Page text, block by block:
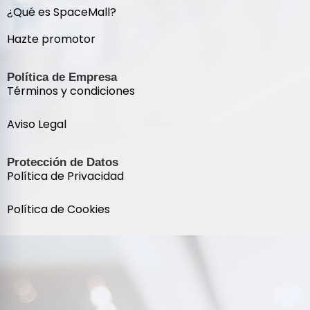
¿Qué es SpaceMall?
Hazte promotor
Política de Empresa
Términos y condiciones
Aviso Legal
Protección de Datos
Política de Privacidad
Política de Cookies